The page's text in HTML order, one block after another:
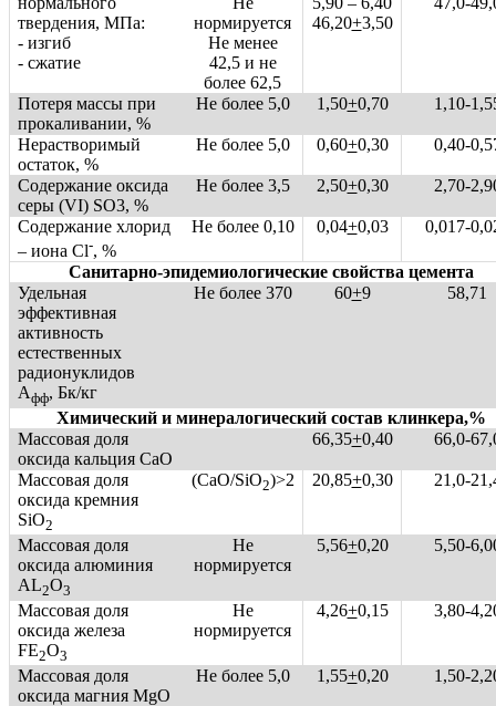
твердения, МПа:
- изгиб
- сжатие
нормируется
Не менее
42,5 и не
более 62,5
46,20+3,50
Потеря массы при
прокаливании, %
Не более 5,0 1,50+0,70 1,10-
Нерастворимый
остаток, %
Не более 5,0 0,60+0,30 0,40-
Содержание оксида
серы (VI) SO3, %
Не более 3,5 2,50+0,30 2,70-
Содержание хлорид
– иона Cl-, %
Не более 0,10 0,04+0,03 0,017-
Санитарно-эпидемиологические свойства цемента
Удельная
эффективная
активность
естественных
радионуклидов
Афф, Бк/кг
Не более 370 60+9 58,71
Химический и минералогический состав клинкера,%
Массовая доля
оксида кальция СаО
66,35+0,40 66,0-
Массовая доля
оксида кремния
SiO2
(СаО/SiO2)>2 20,85+0,30 21,0-
Массовая доля
оксида алюминия
АL2O3
Не
нормируется
5,56+0,20 5,50-
Массовая доля
оксида железа
FE2O3
Не
нормируется
4,26+0,15 3,80-
Массовая доля
оксида магния MgO
Не более 5,0 1,55+0,20 1,50-